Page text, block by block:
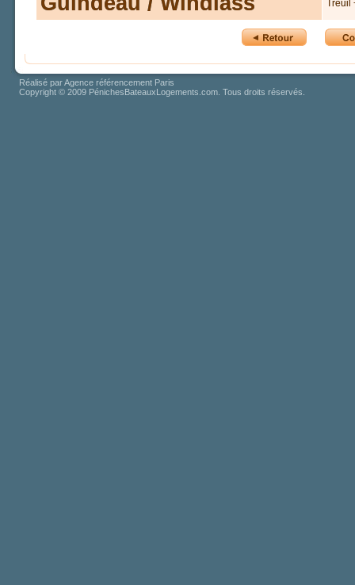
Treuil
Réalisé parAgence référencement Paris
Copyright © 2009 PénichesBateauxLogements.com. Tous droits réservés.